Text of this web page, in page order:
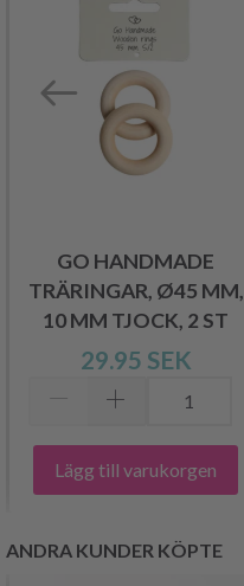
GO HANDMADE
TRÄRINGAR, Ø45 MM,
10 MM TJOCK, 2 ST
29.95 SEK
Lägg till varukorgen
ANDRA KUNDER KÖPTE